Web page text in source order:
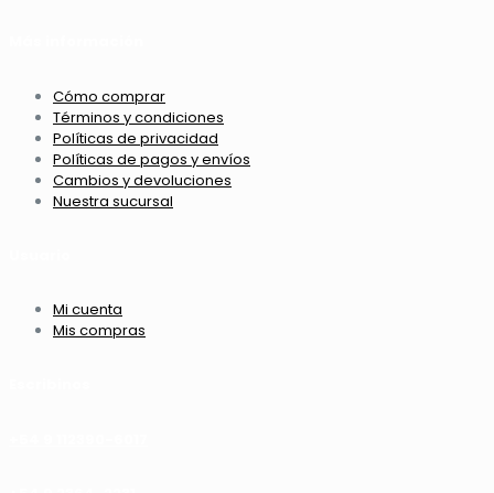
Cómo comprar
Términos y condiciones
Políticas de privacidad
Políticas de pagos y envíos
Cambios y devoluciones
Nuestra sucursal
Mi cuenta
Mis compras